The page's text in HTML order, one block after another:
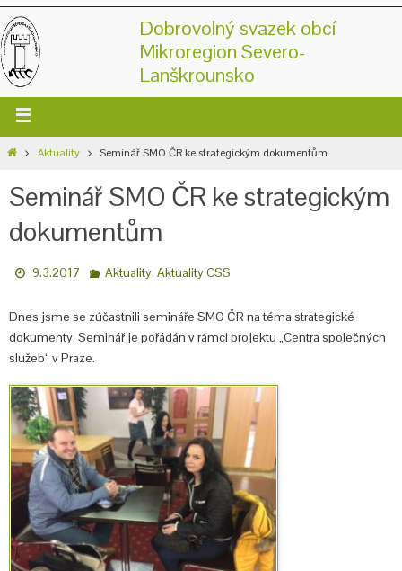
Dobrovolný svazek obcí
Mikroregion Severo-
Lanškrounsko
Aktuality Seminář SMO ČR ke strategickým dokumentům
Seminář SMO ČR ke strategickým
dokumentům
9.3.2017 Aktuality, Aktuality CSS
Dnes jsme se zúčastnili semináře SMO ČR na téma strategické
dokumenty. Seminář je pořádán v rámci projektu „Centra společných
služeb“ v Praze.